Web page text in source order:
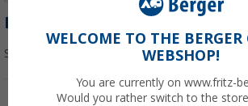
MAXXPRO
Sortieren:
WELCOME TO THE
WEBSHOP!
You are currently on www.fritz-
Would you rather switch to the store